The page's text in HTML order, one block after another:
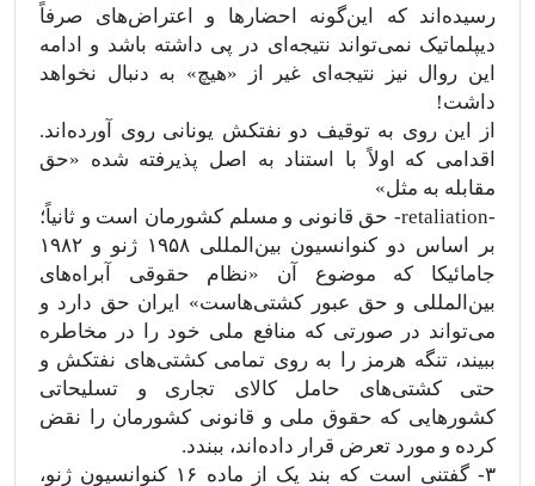
رسیده‌اند که این‌گونه احضارها و اعتراض‌های صرفاً
دیپلماتیک نمی‌تواند نتیجه‌ای در پی داشته باشد و ادامه
این روال نیز نتیجه‌ای غیر از «هیچ‌» به دنبال نخواهد
داشت!
از این روی به توقیف دو نفتکش یونانی روی آورده‌اند.
اقدامی که اولاً با استناد به اصل پذیرفته شده «حق
مقابله به مثل»
-‌retaliation- حق قانونی و مسلم کشورمان است و ثانیاً؛
بر اساس دو کنوانسیون بین‌المللی ۱۹۵۸ ژنو و ۱۹۸۲
جامائیکا که موضوع آن «نظام حقوقی آبراه‌های
بین‌المللی و حق عبور کشتی‌هاست» ایران حق دارد و
می‌تواند در صورتی که منافع ملی خود را در مخاطره
ببیند، تنگه ‌هرمز را به روی تمامی کشتی‌های نفتکش و
حتی کشتی‌های حامل کالای تجاری و تسلیحاتی
کشورهایی که حقوق ملی و قانونی کشورمان را نقض
کرده و مورد تعرض قرار داده‌اند، ببندد.
۳- گفتنی است که بند یک از ماده ۱۶ کنوانسیون ژنو،